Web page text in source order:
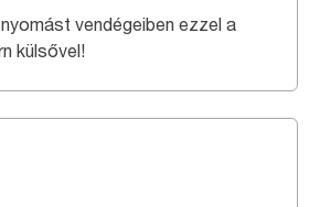
vendégeiben ezzel a
külsővel!